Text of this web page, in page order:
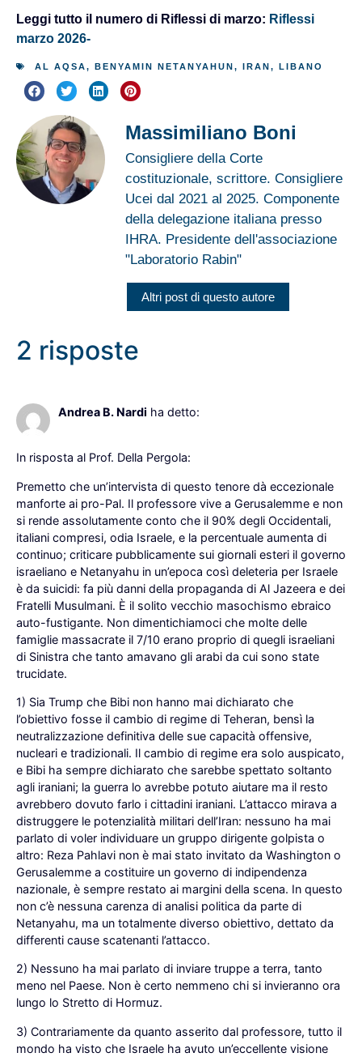
Leggi tutto il numero di Riflessi di marzo: Riflessi
marzo 2026-
AL AQSA, BENYAMIN NETANYAHUN , IRAN , LIBANO
Massimiliano Boni
Consigliere della Corte
costituzionale, scrittore. Consigliere
Ucei dal 2021 al 2025. Componente
della delegazione italiana presso
IHRA. Presidente dell'associazione
"Laboratorio Rabin"
Altri post di questo autore
2 risposte
Andrea B. Nardi ha detto:
In risposta al Prof. Della Pergola:
Premetto che un’intervista di questo tenore dà eccezionale
manforte ai pro-Pal. Il professore vive a Gerusalemme e non
si rende assolutamente conto che il 90% degli Occidentali,
italiani compresi, odia Israele, e la percentuale aumenta di
continuo; criticare pubblicamente sui giornali esteri il governo
israeliano e Netanyahu in un’epoca così deleteria per Israele
è da suicidi: fa più danni della propaganda di Al Jazeera e dei
Fratelli Musulmani. È il solito vecchio masochismo ebraico
auto-fustigante. Non dimentichiamoci che molte delle
famiglie massacrate il 7/10 erano proprio di quegli israeliani
di Sinistra che tanto amavano gli arabi da cui sono state
trucidate.
1) Sia Trump che Bibi non hanno mai dichiarato che
l’obiettivo fosse il cambio di regime di Teheran, bensì la
neutralizzazione definitiva delle sue capacità offensive,
nucleari e tradizionali. Il cambio di regime era solo auspicato,
e Bibi ha sempre dichiarato che sarebbe spettato soltanto
agli iraniani; la guerra lo avrebbe potuto aiutare ma il resto
avrebbero dovuto farlo i cittadini iraniani. L’attacco mirava a
distruggere le potenzialità militari dell’Iran: nessuno ha mai
parlato di voler individuare un gruppo dirigente golpista o
altro: Reza Pahlavi non è mai stato invitato da Washington o
Gerusalemme a costituire un governo di indipendenza
nazionale, è sempre restato ai margini della scena. In questo
non c’è nessuna carenza di analisi politica da parte di
Netanyahu, ma un totalmente diverso obiettivo, dettato da
differenti cause scatenanti l’attacco.
2) Nessuno ha mai parlato di inviare truppe a terra, tanto
meno nel Paese. Non è certo nemmeno chi si invieranno ora
lungo lo Stretto di Hormuz.
3) Contrariamente da quanto asserito dal professore, tutto il
mondo ha visto che Israele ha avuto un’eccellente visione